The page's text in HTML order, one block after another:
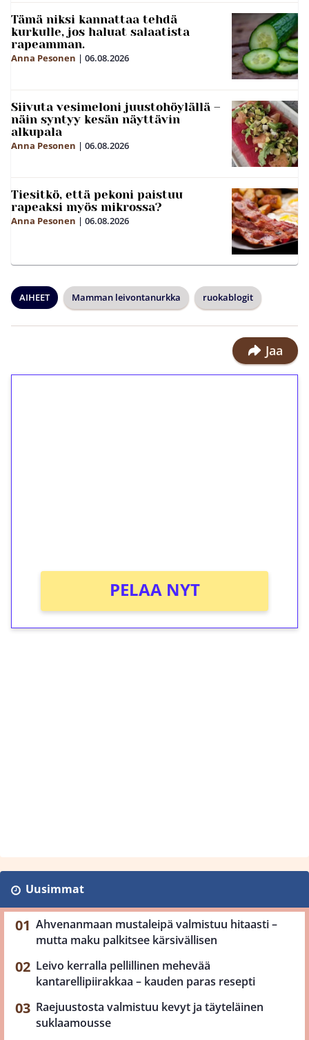
Tämä niksi kannattaa tehdä
kurkulle, jos haluat salaatista
rapeamman.
Anna Pesonen | 06.08.2026
Siivuta vesimeloni juustohöylällä –
näin syntyy kesän näyttävin
alkupala
Anna Pesonen | 06.08.2026
Tiesitkö, että pekoni paistuu
rapeaksi myös mikrossa?
Anna Pesonen | 06.08.2026
AIHEET Mamman leivontanurkka ruokablogit
Jaa
PELAA NYT
Uusimmat
Ahvenanmaan mustaleipä valmistuu hitaasti –
mutta maku palkitsee kärsivällisen
Leivo kerralla pellillinen mehevää
kantarellipiirakkaa – kauden paras resepti
Raejuustosta valmistuu kevyt ja täyteläinen
suklaamousse